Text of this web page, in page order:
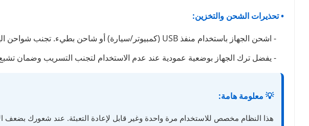
• تحذيرات الشحن والتخزين:
- اشحن الجهاز باستخدام منفذ USB (كمبيوتر/سيارة) أو شاحن بطيء. تجنب شواحن الهواتف السريعة تماماً لأنها قد تتلف البطارية وتتسبب في حرق نكهة الجهاز.
- يفضل ترك الجهاز بوضعية عمودية عند عدم الاستخدام لتجنب التسريب وضمان
💡 معلومة هامة:
هذا النظام مخصص للاستخدام مرة واحدة وغير قابل لإعادة التعبئة. عند شعورك بضعف